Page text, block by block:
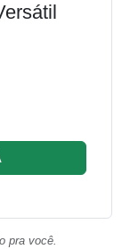
pra você.